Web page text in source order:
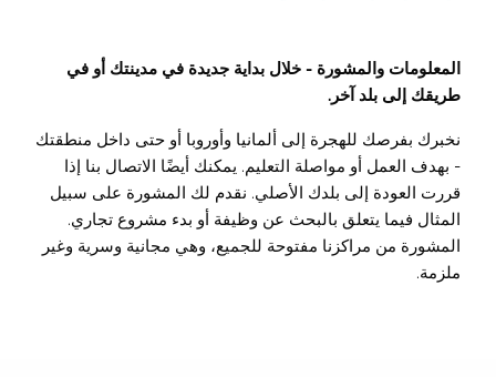
المعلومات والمشورة - خلال بداية جديدة في مدينتك أو في
طريقك إلى بلد آخر.
نخبرك بفرصك للهجرة إلى ألمانيا وأوروبا أو حتى داخل منطقتك
- بهدف العمل أو مواصلة التعليم. يمكنك أيضًا الاتصال بنا إذا
قررت العودة إلى بلدك الأصلي. نقدم لك المشورة على سبيل
المثال فيما يتعلق بالبحث عن وظيفة أو بدء مشروع تجاري.
المشورة من مراكزنا مفتوحة للجميع، وهي مجانية وسرية وغير
ملزمة.